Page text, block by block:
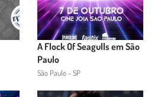
A Flock Of Seagulls em São
Paulo
São Paulo - SP